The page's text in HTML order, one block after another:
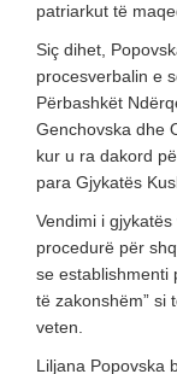
patriarkut të
Siç dihet,
procesverbalin e
Përbashkët
Genchovska dhe
kur u ra dakord
para Gjykatës
Vendimi i
procedurë për
se establishmenti
të zakonshëm” si
veten.
Liljana Popovska